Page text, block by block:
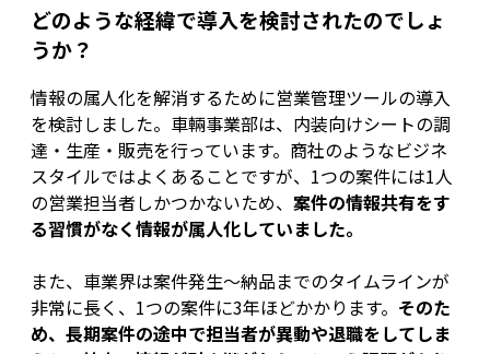
どのような経緯で導入を検討されたのでしょ
うか？
情報の属人化を解消するために営業管理ツールの導入
を検討しました。車輛事業部は、内装向けシートの調
達・生産・販売を行っています。商社のようなビジネ
スタイルではよくあることですが、1つの案件には1人
の営業担当者しかつかないため、 案件の情報共有をす
る習慣がなく情報が属人化していました。
また、車業界は案件発生〜納品までのタイムラインが
非常に長く、1つの案件に3年ほどかかります。 そのた
め、長期案件の途中で担当者が異動や退職をしてしま